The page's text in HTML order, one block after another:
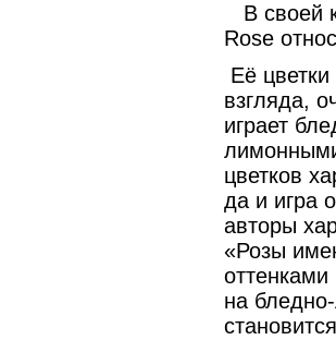
В своей
Rose
Её
взгляда,
играет
цветков
да и игра
авторы
«Розы
на